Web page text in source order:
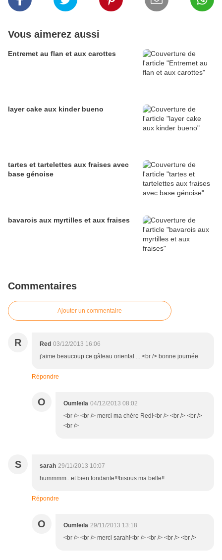
Vous aimerez aussi
Entremet au flan et aux carottes
layer cake aux kinder bueno
tartes et tartelettes aux fraises avec
base génoise
bavarois aux myrtilles et aux fraises
Commentaires
Ajouter un commentaire
R Red 03/12/2013 16:06
j'aime beaucoup ce gâteau oriental ....<br /> bonne journée
Répondre
O Oumleïla 04/12/2013 08:02
<br /> <br /> merci ma chère Red!<br /> <br /> <br />
<br />
S sarah 29/11/2013 10:07
hummmm...et bien fondante!!!bisous ma belle!!
Répondre
O Oumleïla 29/11/2013 13:18
<br /> <br /> merci sarah!<br /> <br /> <br /> <br />